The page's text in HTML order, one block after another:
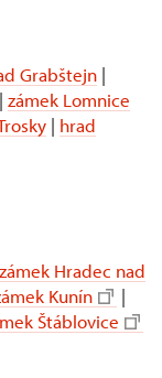
Grabštejn |
| zámek Lomnice
| hrad
zámek Hradec nad
Kunín
|
Štáblovice